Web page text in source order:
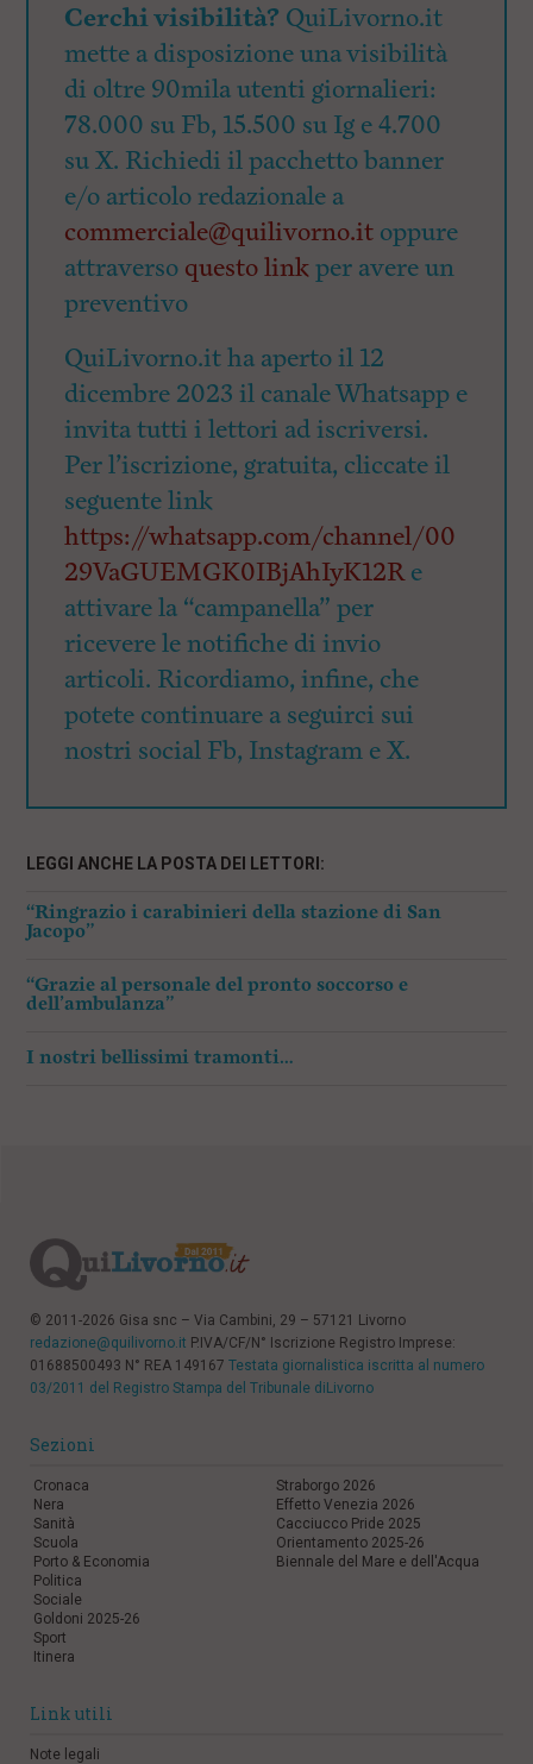
Cerchi visibilità? QuiLivorno.it
mette a disposizione una visibilità
di oltre 90mila utenti giornalieri:
78.000 su Fb, 15.500 su Ig e 4.700
su X. Richiedi il pacchetto banner
e/o articolo redazionale a
commerciale@quilivorno.it oppure
attraverso questo linkper avere un
preventivo
QuiLivorno.it ha aperto il 12
dicembre 2023 il canale Whatsapp e
invita tutti i lettori ad iscriversi.
Per l’iscrizione, gratuita, cliccate il
seguente link
https://whatsapp.com/channel/00
29VaGUEMGK0IBjAhIyK12Re
attivare la “campanella” per
ricevere le notifiche di invio
articoli. Ricordiamo, infine, che
potete continuare a seguirci sui
nostri social Fb, Instagram e X.
LEGGI ANCHE LA POSTA DEI LETTORI:
“Ringrazio i carabinieri della stazione di San
Jacopo”
“Grazie al personale del pronto soccorso e
dell’ambulanza”
I nostri bellissimi tramonti…
© 2011-2026 Gisa snc – Via Cambini, 29 – 57121 Livorno
redazione@quilivorno.it P.IVA/CF/N° Iscrizione Registro Imprese:
01688500493 N° REA 149167 Testata giornalistica iscritta al numero
03/2011 del Registro Stampa del Tribunale diLivorno
Sezioni
Cronaca
Nera
Sanità
Scuola
Porto & Economia
Politica
Sociale
Goldoni 2025-26
Sport
Itinera
Straborgo 2026
Effetto Venezia 2026
Cacciucco Pride 2025
Orientamento 2025-26
Biennale del Mare e dell'Acqua
Link utili
Note legali